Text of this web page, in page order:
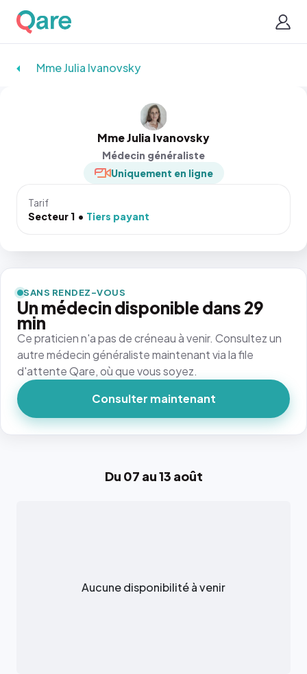
Mme Julia Ivanovsky
Mme Julia Ivanovsky
Médecin généraliste
Uniquement en ligne
Tarif
Secteur 1
Tiers payant
Du 07 au 13 août
Aucune disponibilité à venir
SANS RENDEZ-VOUS
Un médecin disponible dans 29
min
Ce praticien n'a pas de créneau à venir. Consultez un
autre médecin généraliste maintenant via la file
d'attente Qare, où que vous soyez.
Consulter maintenant